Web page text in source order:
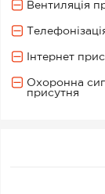
Вентиляція
Інтернет
Охоронна
присутня